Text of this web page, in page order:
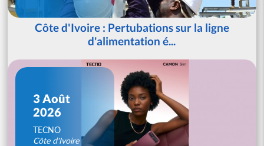
Côte d'Ivoire : Pertubations sur la ligne
d'alimentation é...
3 Août
2026
TECNO
Côte d'Ivoire